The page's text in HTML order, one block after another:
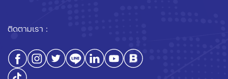
ติดตามเรา :